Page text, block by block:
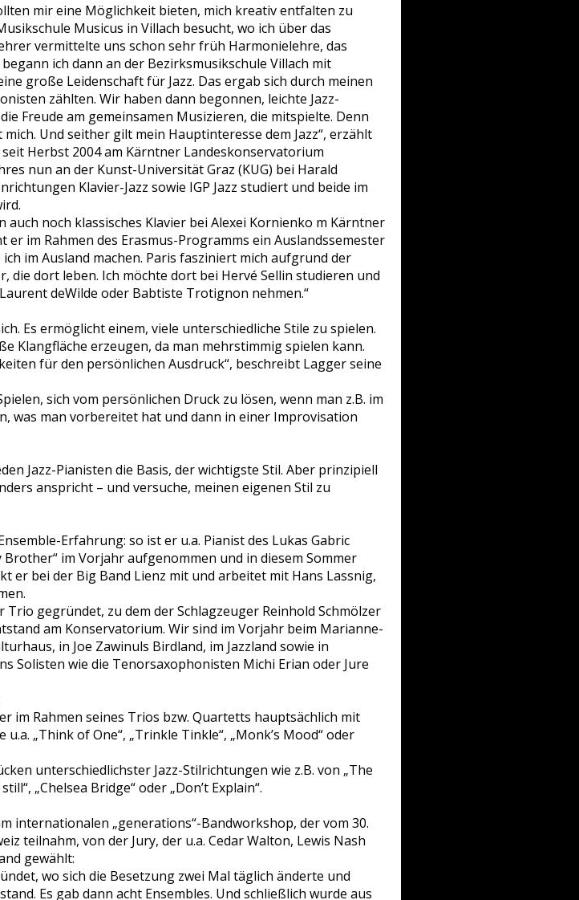
mir eine Möglichkeit bieten, mich kreativ entfalten zu
Musicus in Villach besucht, wo ich über das
vermittelte uns schon sehr früh Harmonielehre, das
ich dann an der Bezirksmusikschule Villach mit
große Leidenschaft für Jazz. Das ergab sich durch meinen
zählten. Wir haben dann begonnen, leichte Jazz-
Freude am gemeinsamen Musizieren, die mitspielte. Denn
Und seither gilt mein Hauptinteresse dem Jazz“, erzählt
Herbst 2004 am Kärntner Landeskonservatorium
nun an der Kunst-Universität Graz (KUG) bei Harald
Klavier-Jazz sowie IGP Jazz studiert und beide im
noch klassisches Klavier bei Alexei Kornienko m Kärntner
im Rahmen des Erasmus-Programms ein Auslandssemester
im Ausland machen. Paris fasziniert mich aufgrund der
die dort leben. Ich möchte dort bei Hervé Sellin studieren und
deWilde oder Babtiste Trotignon nehmen.“
Es ermöglicht einem, viele unterschiedliche Stile zu spielen.
Klangfläche erzeugen, da man mehrstimmig spielen kann.
für den persönlichen Ausdruck“, beschreibt Lagger seine
sich vom persönlichen Druck zu lösen, wenn man z.B. im
was man vorbereitet hat und dann in einer Improvisation
Jazz-Pianisten die Basis, der wichtigste Stil. Aber prinzipiell
anspricht – und versuche, meinen eigenen Stil zu
Erfahrung: so ist er u.a. Pianist des Lukas Gabric
im Vorjahr aufgenommen und in diesem Sommer
er bei der Big Band Lienz mit und arbeitet mit Hans Lassnig,
gegründet, zu dem der Schlagzeuger Reinhold Schmölzer
am Konservatorium. Wir sind im Vorjahr beim Marianne-
in Joe Zawinuls Birdland, im Jazzland sowie in
Solisten wie die Tenorsaxophonisten Michi Erian oder Jure
im Rahmen seines Trios bzw. Quartetts hauptsächlich mit
„Think of One“, „Trinkle Tinkle“, „Monk’s Mood“ oder
unterschiedlichster Jazz-Stilrichtungen wie z.B. von „The
„Chelsea Bridge“ oder „Don’t Explain“.
internationalen „generations“-Bandworkshop, der vom 30.
teilnahm, von der Jury, der u.a. Cedar Walton, Lewis Nash
gewählt:
wo sich die Besetzung zwei Mal täglich änderte und
Es gab dann acht Ensembles. Und schließlich wurde aus